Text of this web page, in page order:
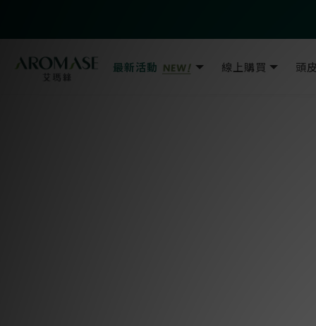
最新活動 線上購買 頭